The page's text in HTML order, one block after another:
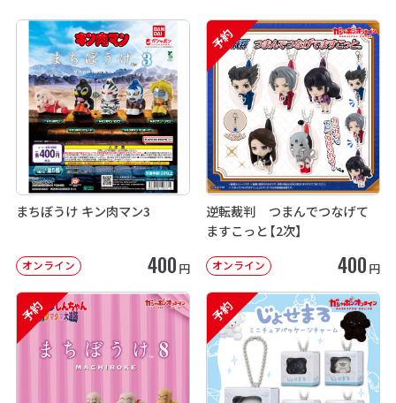
まちぼうけ キン肉マン3
オンライン 400 円
予約
逆転裁判 つまんでつなげて
ますこっと【2次】
オンライン 400 円
予約 予約